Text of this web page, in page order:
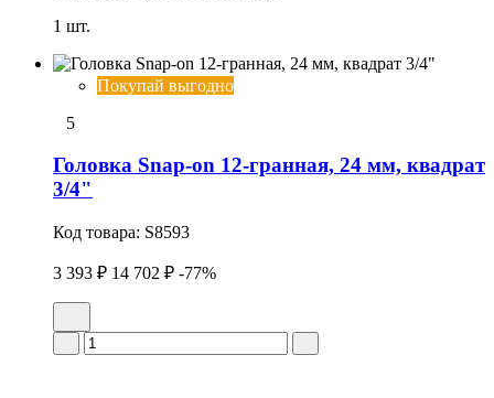
1 шт.
Покупай выгодно
5
Головка Snap-on 12-гранная, 24 мм, квадрат
3/4"
Код товара: S8593
3 393 ₽ 14 702 ₽ -77%